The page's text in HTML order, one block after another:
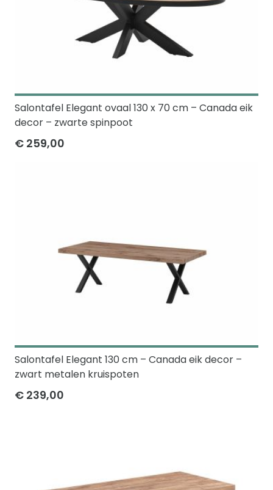
Salontafel Elegant ovaal 130 x 70 cm – Canada eik
decor – zwarte spinpoot
€ 259,00
Salontafel Elegant 130 cm – Canada eik decor –
zwart metalen kruispoten
€ 239,00